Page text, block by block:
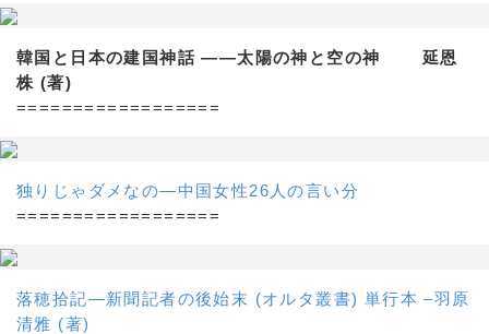
韓国と日本の建国神話 ——太陽の神と空の神 延恩
株 (著)
==================
独りじゃダメなの―中国女性26人の言い分
==================
落穂拾記―新聞記者の後始末 (オルタ叢書) 単行本 –羽原
清雅 (著)